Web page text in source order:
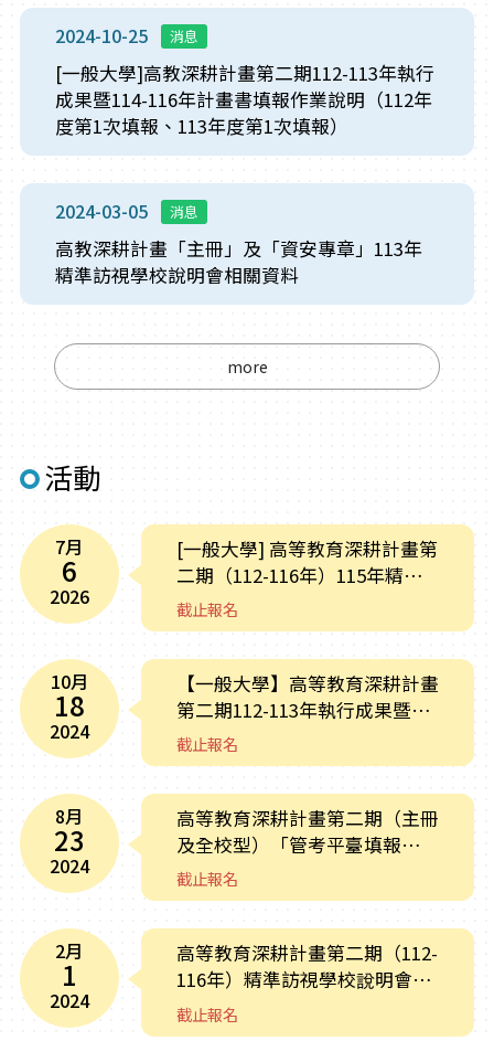
2024-10-25 消息
[一般大學]高教深耕計畫第二期112-113年執行
成果暨114-116年計畫書填報作業說明（112年
度第1次填報、113年度第1次填報）
2024-03-05 消息
高教深耕計畫「主冊」及「資安專章」113年
精準訪視學校說明會相關資料
more
活動
7月
6
2026
[一般大學] 高等教育深耕計畫第
二期（112-116年）115年精準
訪視學校說明會線上報名
截止報名
10月
18
2024
【一般大學】高等教育深耕計畫
第二期112-113年執行成果暨
114-116年計畫書學校說明會
（主冊、全校型）
截止報名
8月
23
2024
高等教育深耕計畫第二期（主冊
及全校型）「管考平臺填報說明
會」
截止報名
2月
1
2024
高等教育深耕計畫第二期（112-
116年）精準訪視學校說明會線
上報名
截止報名